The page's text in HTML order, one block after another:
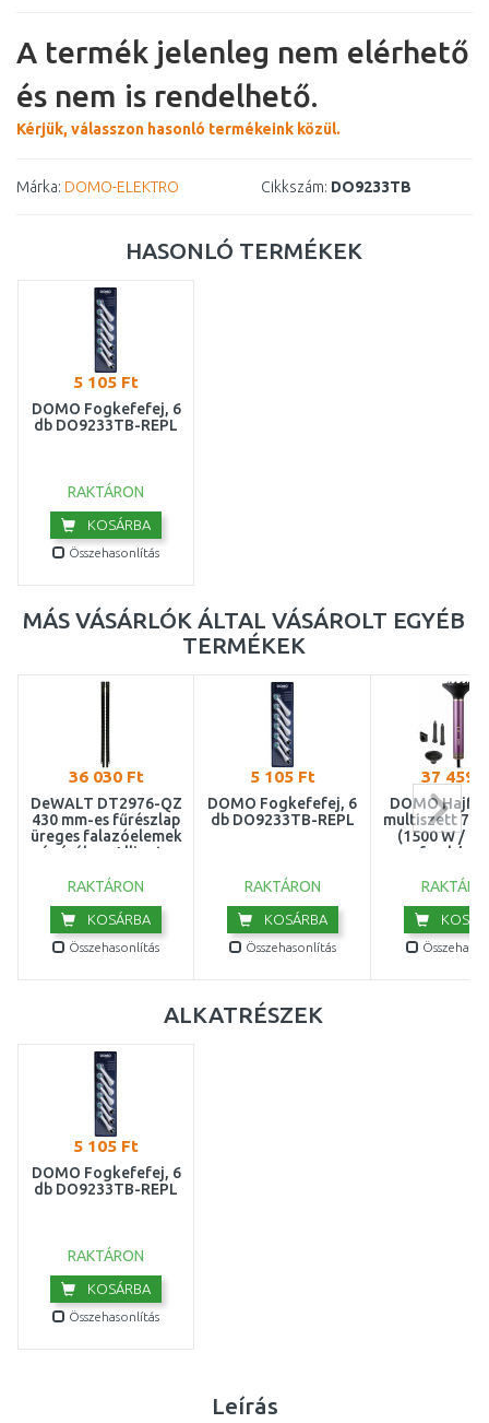
A termék jelenleg nem elérhető
és nem is rendelhető.
Kérjük, válasszon hasonló termékeink közül.
Márka: DOMO-ELEKTRO Cikkszám: DO9233TB
HASONLÓ TERMÉKEK
5 105 Ft
DOMO Fogkefefej, 6
db DO9233TB-REPL
RAKTÁRON
KOSÁRBA
Összehasonlítás
MÁS VÁSÁRLÓK ÁLTAL VÁSÁROLT EGYÉB
TERMÉKEK
36 030 Ft
DeWALT DT2976-QZ
430 mm-es fűrészlap
üreges falazóelemek
vágásához Alligator
RAKTÁRON
KOSÁRBA
Összehasonlítás
5 105 Ft
DOMO Fogkefefej, 6
db DO9233TB-REPL
RAKTÁRON
KOSÁRBA
Összehasonlítás
37 459
DOMO
multiszett 7
(1500 W /
ford./
ALKATRÉSZEK
5 105 Ft
DOMO Fogkefefej, 6
db DO9233TB-REPL
RAKTÁRON
KOSÁRBA
Összehasonlítás
Leírás